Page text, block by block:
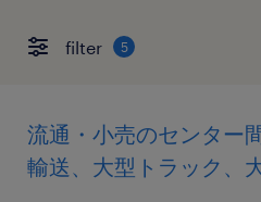
filter 5
流通・小売のセンター
輸送、大型トラック、